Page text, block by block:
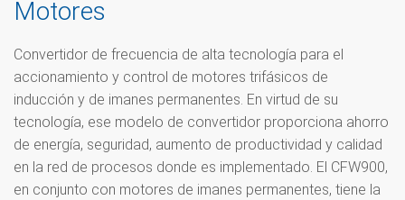
Motores
Convertidor de frecuencia de alta tecnología para el
accionamiento y control de motores trifásicos de
inducción y de imanes permanentes. En virtud de su
tecnología, ese modelo de convertidor proporciona ahorro
de energía, seguridad, aumento de productividad y calidad
en la red de procesos donde es implementado. El CFW900,
en conjunto con motores de imanes permanentes, tiene la